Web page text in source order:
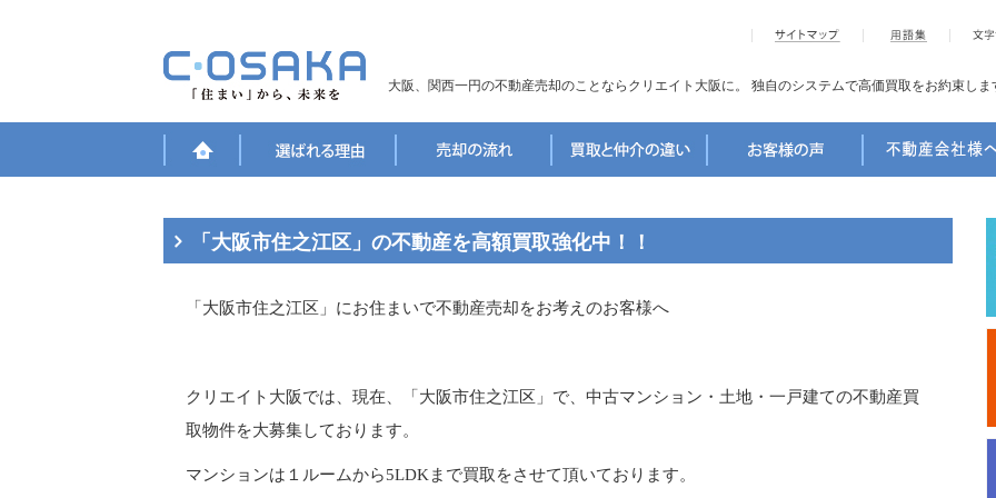
大阪、関西一円の不動産売却のことならクリエイト大阪に。 独自のシステムで高価買取をお約束しま
「大阪市住之江区」の不動産を高額買取強化中！！
「大阪市住之江区」にお住まいで不動産売却をお考えのお客様へ
クリエイト大阪では、現在、「大阪市住之江区」で、中古マンション・土地・一戸建ての不動産買
取物件を大募集しております。
マンションは１ルームから5LDKまで買取をさせて頂いております。